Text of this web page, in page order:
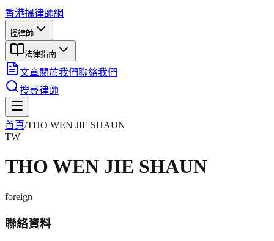
香港搵律師網
搵律師
法律指南
文章關於我們聯絡我們
搜尋律師
首頁/THO WEN JIE SHAUN
TW
THO WEN JIE SHAUN
foreign
聯絡資料